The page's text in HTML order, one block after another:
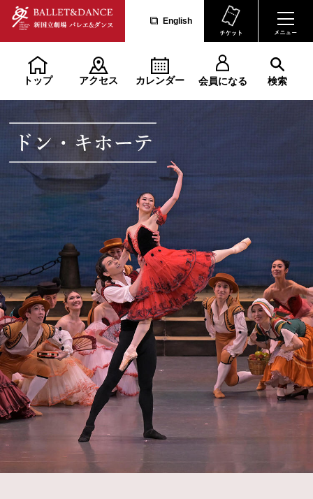
English
トップ アクセス カレンダー 会員になる 検索